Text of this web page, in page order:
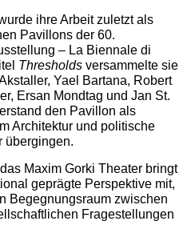
ihre Arbeit zuletzt als
Pavillons der 60.
– La Biennale di
Thresholdsversammelte sie
Yael Bartana, Robert
Ersan Mondtag und Jan St.
den Pavillon als
Architektur und politische
übergingen.
Maxim Gorki Theater bringt
geprägte Perspektive mit,
Begegnungsraum zwischen
Fragestellungen